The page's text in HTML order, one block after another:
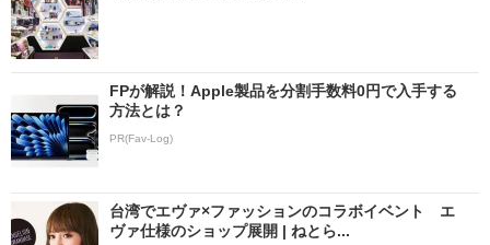
FPが解説！Apple製品を分割手数料0円で入手する
方法とは？
PR(Fav-Log)
台湾でエヴァ×ファッションのコラボイベント エ
ヴァ仕様のショップ展開 | ねとら...